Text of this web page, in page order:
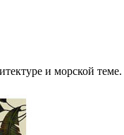
и морской теме.